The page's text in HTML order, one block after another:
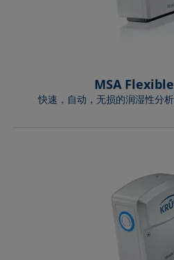
MSA
快速，自动，无损的润湿性分